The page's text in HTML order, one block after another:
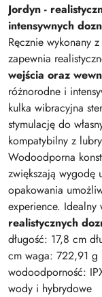
Jordyn -
intensywnych
Ręcznie wykonany
zapewnia
wejścia oraz
różnorodne i
kulka wibracyjna
stymulację do
kompatybilny z
Wodoodporna
zwiększają wygodę
opakowania
experience.
realistycznych
długość: 17,8 cm
cm waga: 722,91 g
wodoodporność:
wody i hybrydowe